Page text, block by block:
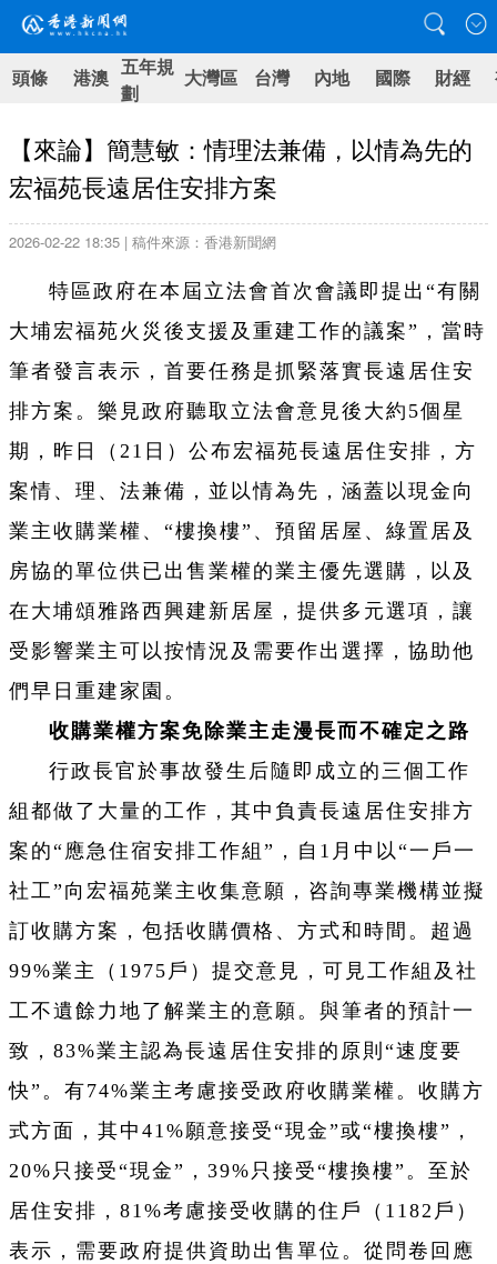
頭條 港澳 五年規
劃
大灣區 台灣 內地 國際 財經
【來論】簡慧敏：情理法兼備，以情為先的
宏福苑長遠居住安排方案
2026-02-22 18:35 | 稿件來源：香港新聞網
特區政府在本屆立法會首次會議即提出“有關
大埔宏福苑火災後支援及重建工作的議案”，當時
筆者發言表示，首要任務是抓緊落實長遠居住安
排方案。樂見政府聽取立法會意見後大約5個星
期，昨日（21日）公布宏福苑長遠居住安排，方
案情、理、法兼備，並以情為先，涵蓋以現金向
業主收購業權、“樓換樓”、預留居屋、綠置居及
房協的單位供已出售業權的業主優先選購，以及
在大埔頌雅路西興建新居屋，提供多元選項，讓
受影響業主可以按情況及需要作出選擇，協助他
們早日重建家園。
收購業權方案免除業主走漫長而不確定之路
行政長官於事故發生后隨即成立的三個工作
組都做了大量的工作，其中負責長遠居住安排方
案的“應急住宿安排工作組”，自1月中以“一戶一
社工”向宏福苑業主收集意願，咨詢專業機構並擬
訂收購方案，包括收購價格、方式和時間。超過
99%業主（1975戶）提交意見，可見工作組及社
工不遺餘力地了解業主的意願。與筆者的預計一
致，83%業主認為長遠居住安排的原則“速度要
快”。有74%業主考慮接受政府收購業權。收購方
式方面，其中41%願意接受“現金”或“樓換樓”，
20%只接受“現金”，39%只接受“樓換樓”。至於
居住安排，81%考慮接受收購的住戶（1182戶）
表示，需要政府提供資助出售單位。從問卷回應